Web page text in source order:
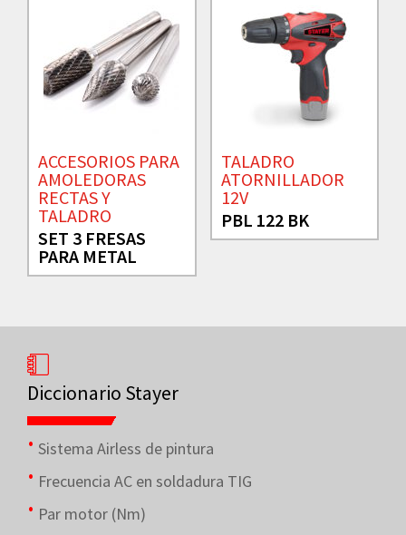
ACCESORIOS PARA
AMOLEDORAS
RECTAS Y
TALADRO
SET 3 FRESAS
PARA METAL
TALADRO
ATORNILLADOR
12V
PBL 122 BK
Diccionario Stayer
Sistema Airless de pintura
Frecuencia AC en soldadura TIG
Par motor (Nm)